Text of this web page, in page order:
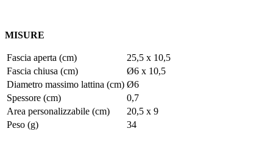
MISURE
Fascia aperta (cm)
25,5 x 10,5
Fascia chiusa (cm)
Ø6 x 10,5
Diametro massimo lattina (cm) Ø6
Spessore (cm)
0,7
Area personalizzabile (cm)
20,5 x 9
Peso (g)
34